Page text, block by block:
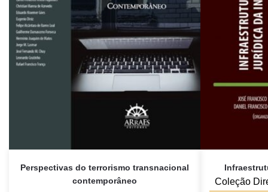
Perspectivas do terrorismo transnacional
contemporâneo
Coleção